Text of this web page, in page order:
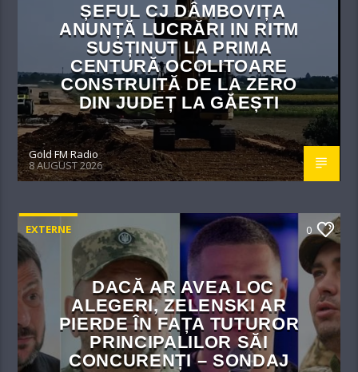
ȘEFUL CJ DÂMBOVIȚA
ANUNȚĂ LUCRĂRI IN RITM
SUSȚINUT LA PRIMA
CENTURĂ OCOLITOARE
CONSTRUITĂ DE LA ZERO
DIN JUDEȚ LA GĂEȘTI
Gold FM Radio
8 AUGUST 2026
EXTERNE 0
DACĂ AR AVEA LOC
ALEGERI, ZELENSKI AR
PIERDE ÎN FAȚA TUTUROR
PRINCIPALILOR SĂI
CONCURENȚI – SONDAJ